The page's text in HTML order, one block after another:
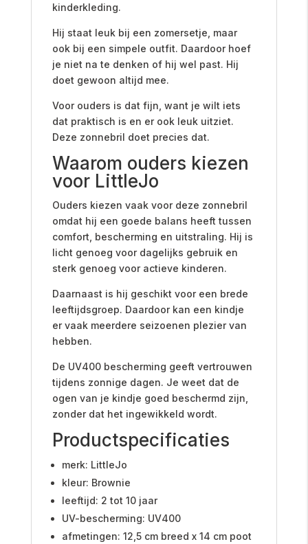
kinderkleding.
Hij staat leuk bij een zomersetje, maar
ook bij een simpele outfit. Daardoor hoef
je niet na te denken of hij wel past. Hij
doet gewoon altijd mee.
Voor ouders is dat fijn, want je wilt iets
dat praktisch is en er ook leuk uitziet.
Deze zonnebril doet precies dat.
Waarom ouders kiezen
voor LittleJo
Ouders kiezen vaak voor deze zonnebril
omdat hij een goede balans heeft tussen
comfort, bescherming en uitstraling. Hij is
licht genoeg voor dagelijks gebruik en
sterk genoeg voor actieve kinderen.
Daarnaast is hij geschikt voor een brede
leeftijdsgroep. Daardoor kan een kindje
er vaak meerdere seizoenen plezier van
hebben.
De UV400 bescherming geeft vertrouwen
tijdens zonnige dagen. Je weet dat de
ogen van je kindje goed beschermd zijn,
zonder dat het ingewikkeld wordt.
Productspecificaties
merk: LittleJo
kleur: Brownie
leeftijd: 2 tot 10 jaar
UV-bescherming: UV400
afmetingen: 12,5 cm breed x 14 cm poot